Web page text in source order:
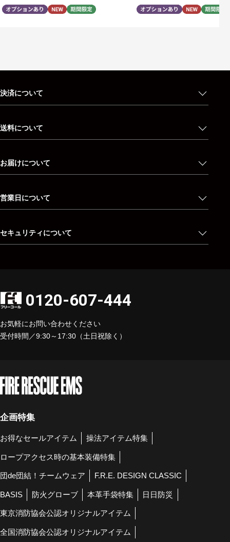
決済について
送料について
お届けについて
営業日について
セキュリティについて
0120-607-444
お気軽にお問い合わせください
受付時間／9:30～17:30（土日祝除く）
企画特集
お得なセールアイテム 操法アイテム特集
ロープアクセス時の基本装備特集
団de団結！チームウェア F.R.E. DESIGN CLASSIC
BASIS 防火グローブ 本革手袋特集 日日防災
東京消防協会公認オリジナルアイテム
全国消防協会公認オリジナルアイテム